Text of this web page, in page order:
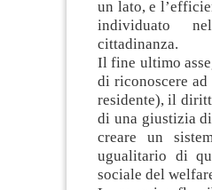
un lato, e
individuato
cittadinanza.
Il fine ultimo
di riconoscere
residente), il
di una giustizia
creare un
ugualitario di
sociale del